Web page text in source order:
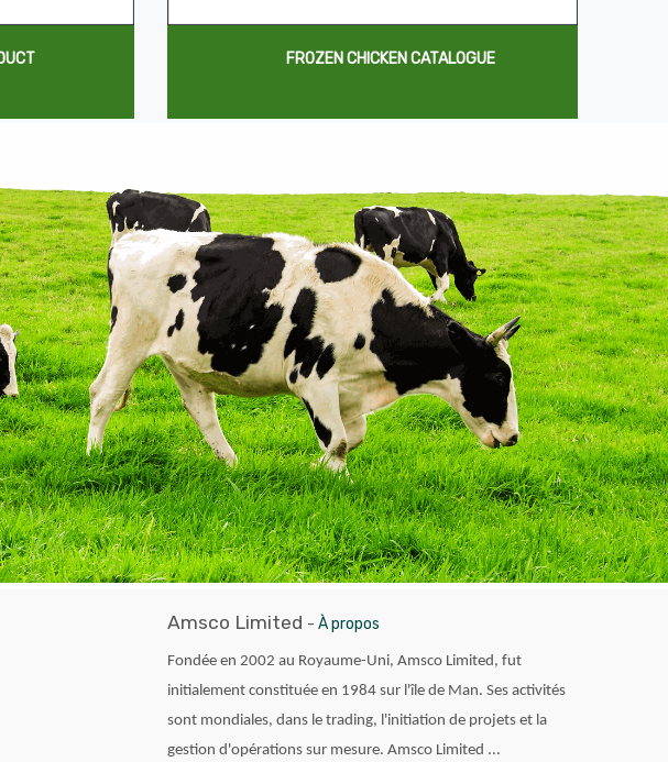
FROZEN CHICKEN CATALOGUE
Amsco Limited - À propos
Fondée en 2002 au Royaume-Uni, Amsco Limited, fut
initialement constituée en 1984 sur l'île de Man. Ses activités
sont mondiales, dans le trading, l'initiation de projets et la
gestion d'opérations sur mesure. Amsco Limited ...